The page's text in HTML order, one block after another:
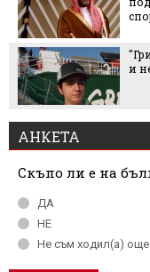
и
АНКЕТА
Скъпо ли е на
ДА
НЕ
Не съм ходил(а) още